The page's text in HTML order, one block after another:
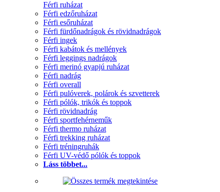
Férfi ruházat
Férfi edzőruházat
Férfi esőruházat
Férfi fürdőnadrágok és rövidnadrágok
Férfi ingek
Férfi kabátok és mellények
Férfi leggings nadrágok
Férfi merinó gyapjú ruházat
Férfi nadrág
Férfi overall
Férfi pulóverek, polárok és szvetterek
Férfi pólók, trikók és toppok
Férfi rövidnadrág
Férfi sportfehérneműk
Férfi thermo ruházat
Férfi trekking ruházat
Férfi tréningruhák
Férfi UV-védő pólók és toppok
Láss többet...